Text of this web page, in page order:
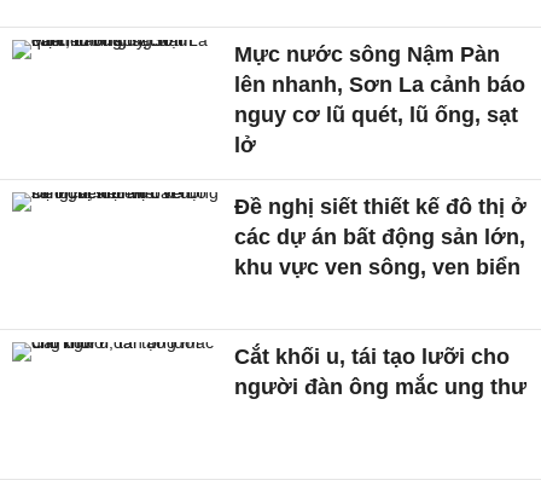
Mực nước sông Nậm Pàn
lên nhanh, Sơn La cảnh báo
nguy cơ lũ quét, lũ ống, sạt
lở
Đề nghị siết thiết kế đô thị ở
các dự án bất động sản lớn,
khu vực ven sông, ven biển
Cắt khối u, tái tạo lưỡi cho
người đàn ông mắc ung thư